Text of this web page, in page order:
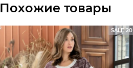
Похожие товары
SALE 20